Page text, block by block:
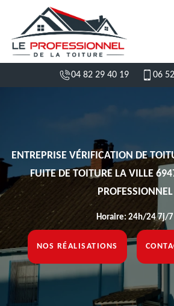
04 82 29 40 19 06
ENTREPRISE VÉRIFICATION DE
FUITE DE TOITURE LA VILLE
PROFESSIONNEL
Horaire: 24h/24 7j/7
NOS RÉALISATIONS